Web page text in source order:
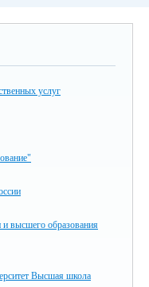
услуг
высшего образования
Высшая школа